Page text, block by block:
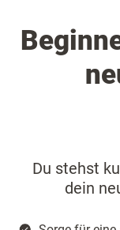
Du stehst
dein